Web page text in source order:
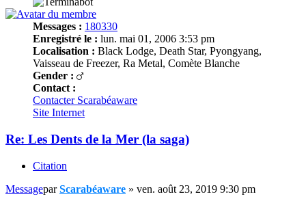
Messages : 180330
Enregistré le : lun. mai 01, 2006 3:53 pm
Localisation : Black Lodge, Death Star, Pyongyang,
Vaisseau de Freezer, Ra Metal, Comète Blanche
Gender :
Contact :
Contacter Scarabéaware
Site Internet
Re: Les Dents de la Mer (la saga)
Citation
MessageparScarabéaware » ven. août 23, 2019 9:30 pm